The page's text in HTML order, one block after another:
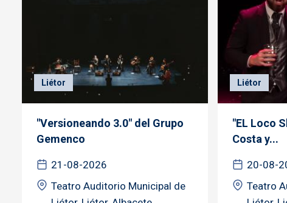
Liétor
"Versioneando 3.0" del Grupo
Gemenco
21-08-2026
Teatro Auditorio Municipal de
Liétor
"EL Loco
Costa y...
20-08-
Teatro